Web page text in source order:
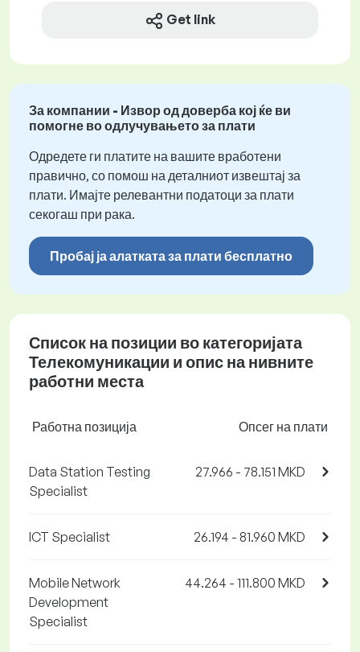
Get link
За компании - Извор од доверба кој ќе ви
помогне во одлучувањето за плати
Одредете ги платите на вашите вработени
правично, со помош на деталниот извештај за
плати. Имајте релевантни податоци за плати
секогаш при рака.
Пробај ја алатката за плати бесплатно
Список на позиции во категоријата
Телекомуникации и опис на нивните
работни места
Работна позиција Опсег на плати
Data Station Testing
Specialist
27.966 - 78.151 MKD
ICT Specialist 26.194 - 81.960 MKD
Mobile Network
Development
Specialist
44.264 - 111.800 MKD